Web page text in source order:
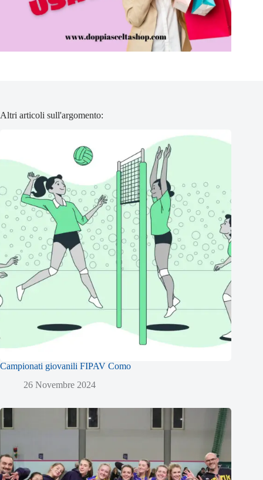
Altri articoli sull'argomento:
Campionati giovanili FIPAV Como
26 Novembre 2024